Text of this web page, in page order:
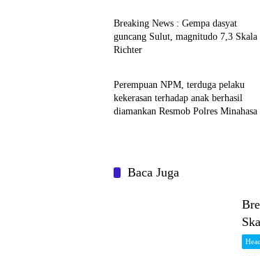
Breaking News : Gempa dasyat
guncang Sulut, magnitudo 7,3 Skala
Richter
Perempuan NPM, terduga pelaku
kekerasan terhadap anak berhasil
diamankan Resmob Polres Minahasa
Baca Juga